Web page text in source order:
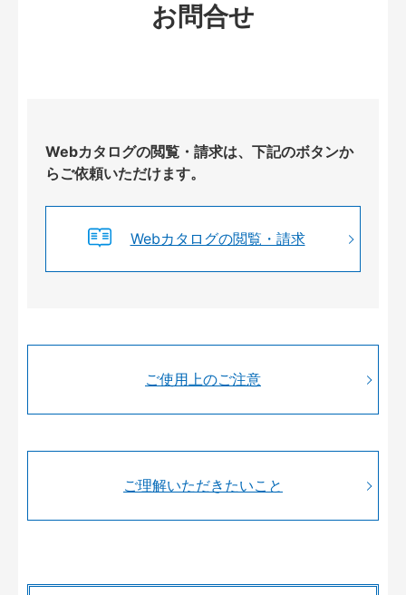
お問合せ
Webカタログの閲覧・請求は、下記のボタンか
らご依頼いただけます。
Webカタログの閲覧・請求
ご使用上のご注意
ご理解いただきたいこと